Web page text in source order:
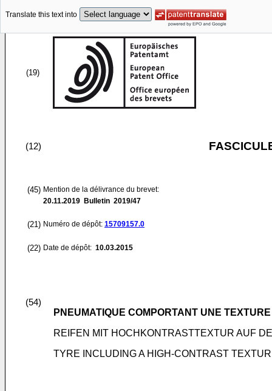
Translate this text into
(19)
(12)
(45) Mention de la délivrance du brevet:
20.11.2019 Bulletin 2019/47
(21) Numéro de dépôt: 15709157.0
(22) Date de dépôt: 10.03.2015
(54)
PNEUMATIQUE COMPORTANT UNE
REIFEN MIT HOCHKONTRASTTEXTUR AUF
TYRE INCLUDING A HIGH-CONTRAST